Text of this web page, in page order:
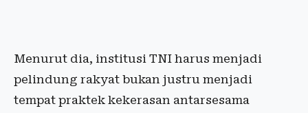
Menurut dia, institusi TNI harus menjadi
pelindung rakyat bukan justru menjadi
tempat praktek kekerasan antarsesama